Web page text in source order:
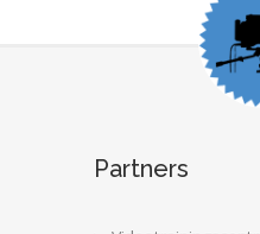
Partners